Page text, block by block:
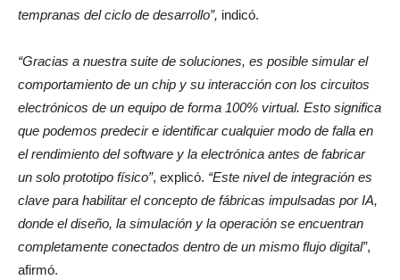
tempranas del ciclo de desarrollo”, indicó.
“Gracias a nuestra suite de soluciones, es posible simular el
comportamiento de un chip y su interacción con los circuitos
electrónicos de un equipo de forma 100% virtual. Esto significa
que podemos predecir e identificar cualquier modo de falla en
el rendimiento del software y la electrónica antes de fabricar
un solo prototipo físico”, explicó. “Este nivel de integración es
clave para habilitar el concepto de fábricas impulsadas por IA,
donde el diseño, la simulación y la operación se encuentran
completamente conectados dentro de un mismo flujo digital”,
afirmó.